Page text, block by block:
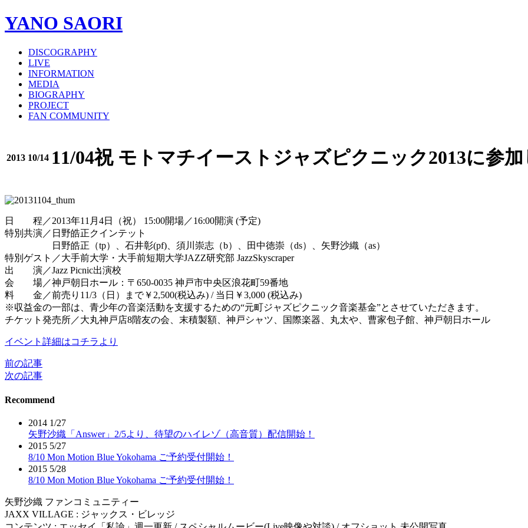
YANO SAORI
DISCOGRAPHY
LIVE
INFORMATION
MEDIA
BIOGRAPHY
PROJECT
FAN COMMUNITY
2013 10/14 11/04祝 モトマチイーストジャズピクニック2013に参加
日 程／2013年11月4日（祝） 15:00開場／16:00開演 (予定)
特別共演／日野皓正クインテット
日野皓正（tp）、石井彰(pf)、須川崇志（b）、田中徳崇（ds）、矢野沙織（as）
特別ゲスト／大手前大学・大手前短期大学JAZZ研究部 JazzSkyscraper
出 演／Jazz Picnic出演校
会 場／神戸朝日ホール：〒650-0035 神戸市中央区浪花町59番地
料 金／前売り11/3（日）まで￥2,500(税込み) / 当日￥3,000 (税込み)
※収益金の一部は、青少年の音楽活動を支援するための“元町ジャズピクニック音楽基金”とさせていただきます。
チケット発売所／大丸神戸店8階友の会、末積製額、神戸シャツ、国際楽器、丸太や、曹家包子館、神戸朝日ホール
イベント詳細はコチラより
投
稿
ナ
ョ
ン
前の記事
次の記事
Recommend
2014 1/27
矢野沙織「Answer」2/5より、待望のハイレゾ（高音質）配信開始！
2015 5/27
8/10 Mon Motion Blue Yokohama ご予約受付開始！
2015 5/28
8/10 Mon Motion Blue Yokohama ご予約受付開始！
矢野沙織 ファンコミュニティー
JAXX VILLAGE : ジャックス・ビレッジ